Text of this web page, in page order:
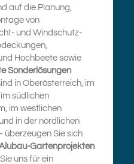
auf die Planung,
von
und Windschutz-
Hochbeete sowie
Sonderlösungen
in Oberösterreich, im
südlichen
im westlichen
in der nördlichen
überzeugen Sie sich
Gartenprojekten
uns für ein